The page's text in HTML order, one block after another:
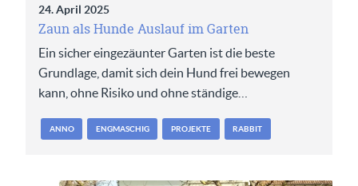
24. April 2025
Zaun als Hunde Auslauf im Garten
Ein sicher eingezäunter Garten ist die beste
Grundlage, damit sich dein Hund frei bewegen
kann, ohne Risiko und ohne ständige…
ANNO ENGMASCHIG PROJEKTE RABBIT